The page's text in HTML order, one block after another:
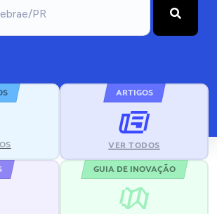
ARTIGOS
VER TODOS
GUIA DE INOVAÇÃO